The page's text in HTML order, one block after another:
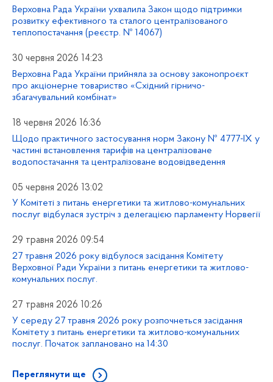
Верховна Рада України ухвалила Закон щодо підтримки
розвитку ефективного та сталого централізованого
теплопостачання (реєстр. № 14067)
30 червня 2026 14:23
Верховна Рада України прийняла за основу законопроєкт
про акціонерне товариство «Східний гірничо-
збагачувальний комбінат»
18 червня 2026 16:36
Щодо практичного застосування норм Закону № 4777-IX у
частині встановлення тарифів на централізоване
водопостачання та централізоване водовідведення
05 червня 2026 13:02
У Комітеті з питань енергетики та житлово-комунальних
послуг відбулася зустріч з делегацією парламенту Норвегії
29 травня 2026 09:54
27 травня 2026 року відбулося засідання Комітету
Верховної Ради України з питань енергетики та житлово-
комунальних послуг.
27 травня 2026 10:26
У середу 27 травня 2026 року розпочнеться засідання
Комітету з питань енергетики та житлово-комунальних
послуг. Початок заплановано на 14:30
Переглянути ще